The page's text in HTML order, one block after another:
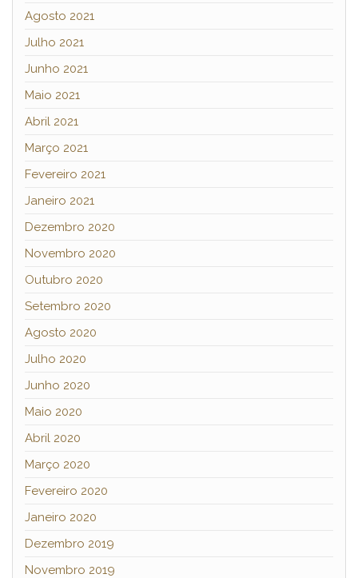
Agosto 2021
Julho 2021
Junho 2021
Maio 2021
Abril 2021
Março 2021
Fevereiro 2021
Janeiro 2021
Dezembro 2020
Novembro 2020
Outubro 2020
Setembro 2020
Agosto 2020
Julho 2020
Junho 2020
Maio 2020
Abril 2020
Março 2020
Fevereiro 2020
Janeiro 2020
Dezembro 2019
Novembro 2019